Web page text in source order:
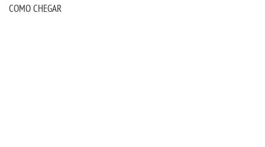
UNIESP
COMO CHEGAR